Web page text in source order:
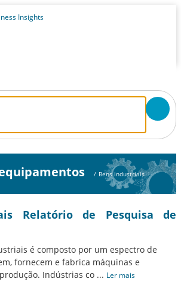
/ Bens industriais
Relatório de Pesquisa de
é composto por um espectro de
fornecem e fabrica máquinas e
Indústrias co ... Ler mais